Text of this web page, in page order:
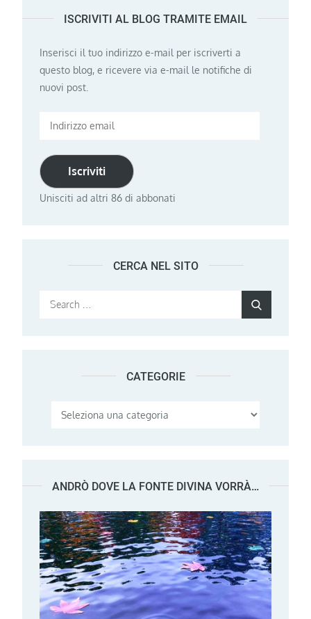
ISCRIVITI AL BLOG TRAMITE EMAIL
Inserisci il tuo indirizzo e-mail per iscriverti a
questo blog, e ricevere via e-mail le notifiche di
nuovi post.
Indirizzo
Iscriviti
Unisciti ad altri 86 di abbonati
CERCA NEL SITO
Search
CATEGORIE
Categorie
ANDRÒ DOVE LA FONTE DIVINA VORRÀ…